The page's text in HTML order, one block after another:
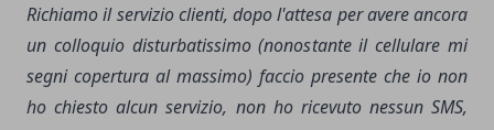
Richiamo il servizio clienti, dopo l'attesa per avere ancora
un colloquio disturbatissimo (nonostante il cellulare mi
segni copertura al massimo) faccio presente che io non
ho chiesto alcun servizio, non ho ricevuto nessun SMS,